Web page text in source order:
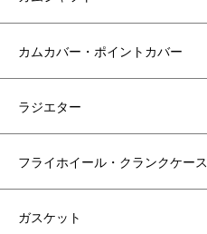
カムカバー・ポイントカバー
ラジエター
フライホイール・クランクケース
ガスケット